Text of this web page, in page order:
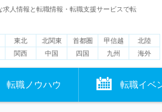
人情報と転職情報・転職支援サービスで転
東北 北関東 首都圏 甲信越
北陸
関西 中国 四国 九州 海外
転職ノウハウ 転職イベ